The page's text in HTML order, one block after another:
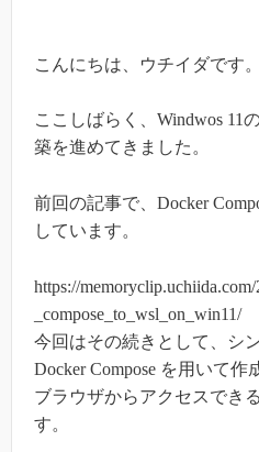
こんにちは、ウチイダです。
ここしばらく、Windwos 11
築を進めてきました。
前回の記事で、Docker
しています。
https://
_compose_to_wsl_on_win11/
今回はその続きとして、シ
Docker Compose を用いて作
ブラウザからアクセスでき
す。